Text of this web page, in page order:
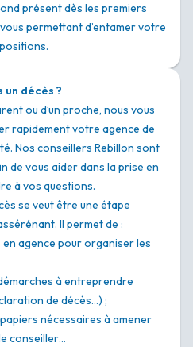
présent dès les premiers
permettant d’entamer votre
décès ?
ou d’un proche, nous vous
rapidement votre agence de
Nos conseillers Rebillon sont
de vous aider dans la prise en
à vos questions.
se veut être une étape
Il permet de :
agence pour organiser les
à entreprendre
de décès…) ;
nécessaires à amener
conseiller…